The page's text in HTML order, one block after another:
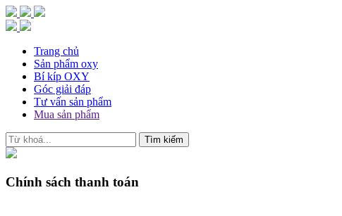
Trang chủ
Sản phẩm oxy
Bí kíp OXY
Góc giải đáp
Tư vấn sản phẩm
Mua sản phẩm
Chính sách thanh toán